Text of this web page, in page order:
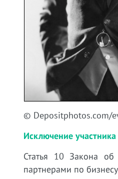
© Depositphotos.com/
Исключение
Статья 10 Закона
партнерами по